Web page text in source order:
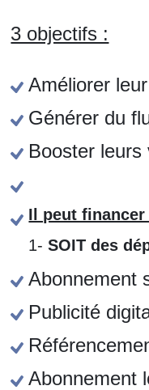
3 objectifs :
Améliorer
Générer du
Booster leurs
Il peut financer
1-SOIT des
Abonnement
Publicité
Abonnement